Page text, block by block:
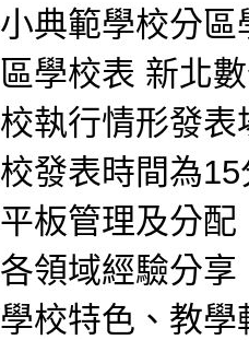
小典範學校分
區學校表 新北
校執行情形發
校發表時間為
平板管理及分
各領域經驗分
學校特色、教